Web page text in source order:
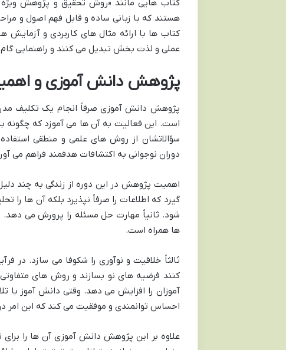
کتاب هایی مانند «روش تحقیق و پژوهش ویژه
هستند که با زبانی ساده و قابل فهم اصول و
کتاب ها با ارائه مثال های کاربردی و
عملی و لذت بخش تبدیل می کنند و راهنمایی گام
پژوهش دانش آموزی و
پژوهش دانش آموزی صرفاً انجام یک تکلیف
است. این فعالیت به آن ها می آموزد که چگونه
سؤالاتشان از روش های علمی و منطقی
دوران نوجوانی به اکتشافات هدفمند فراهم می
اهمیت پژوهش در این دوره از زندگی به چند
گیرد که اطلاعات را صرفاً نپذیرد بلکه آن ها را
شود. ثانیاً مهارت حل مسئله را پرورش می دهد.
ها همراه است.
ثالثاً خلاقیت و نوآوری را شکوفا می سازد.
کنند فرضیه های نو بسازند و روش های
آموزان را افزایش می دهد. وقتی دانش آموز با
احساس توانمندی و موفقیت می کند که این
علاوه بر این پژوهش دانش آموزی آن ها را